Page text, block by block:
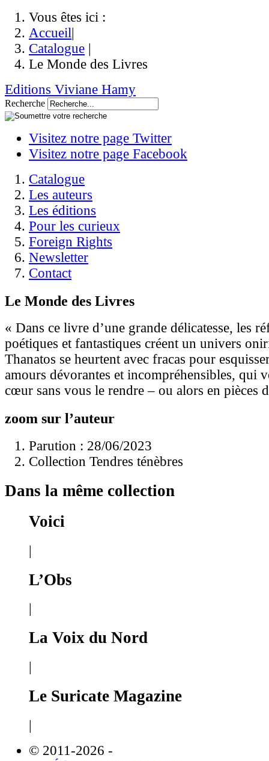
Vous êtes ici :
Accueil|
Catalogue |
Le Monde des Livres
Editions Viviane Hamy
Recherche
Visitez notre page Twitter
Visitez notre page Facebook
Catalogue
Les auteurs
Les éditions
Pour les curieux
Foreign Rights
Newsletter
Contact
Le Monde des Livres
« Dans ce livre d’une grande délicatesse, les
poétiques et fantastiques créent un univers
Thanatos se heurtent avec fracas pour
amours dévorantes et incompréhensibles, qui
cœur sans vous le rendre – ou alors en pièces
zoom sur l’auteur
Parution : 28/06/2023
Collection Tendres ténèbres
Dans la même collection
Voici
|
L’Obs
La Voix du Nord
|
Le Suricate Magazine
|
© 2011-2026 -